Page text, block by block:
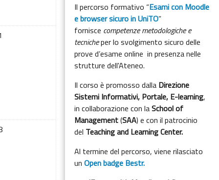
Il percorso formativo “Esami con Moodle
e browser sicuro in UniTO”
fornisce competenze metodologiche e
tecnicheper lo svolgimento sicuro delle
prove d’esame online in presenza nelle
strutture dell'Ateneo.
Il corso è promosso dalla Direzione
Sistemi Informativi, Portale, E-learning,
in collaborazione con laSchool of
Management(SAA) e con il patrocinio
del Teaching and Learning Center.
Al termine del percorso, viene rilasciato
unOpen badge Bestr.
апреля
событий, суббота 11 апреля
апреля
событий, суббота 18 апреля